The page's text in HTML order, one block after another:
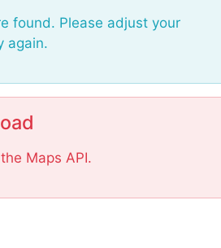
found. Please adjust your
again.
Maps API.